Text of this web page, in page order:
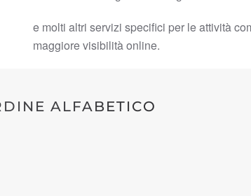
e molti altri servizi specifici per le attività
maggiore visibilità online.
ALFABETICO